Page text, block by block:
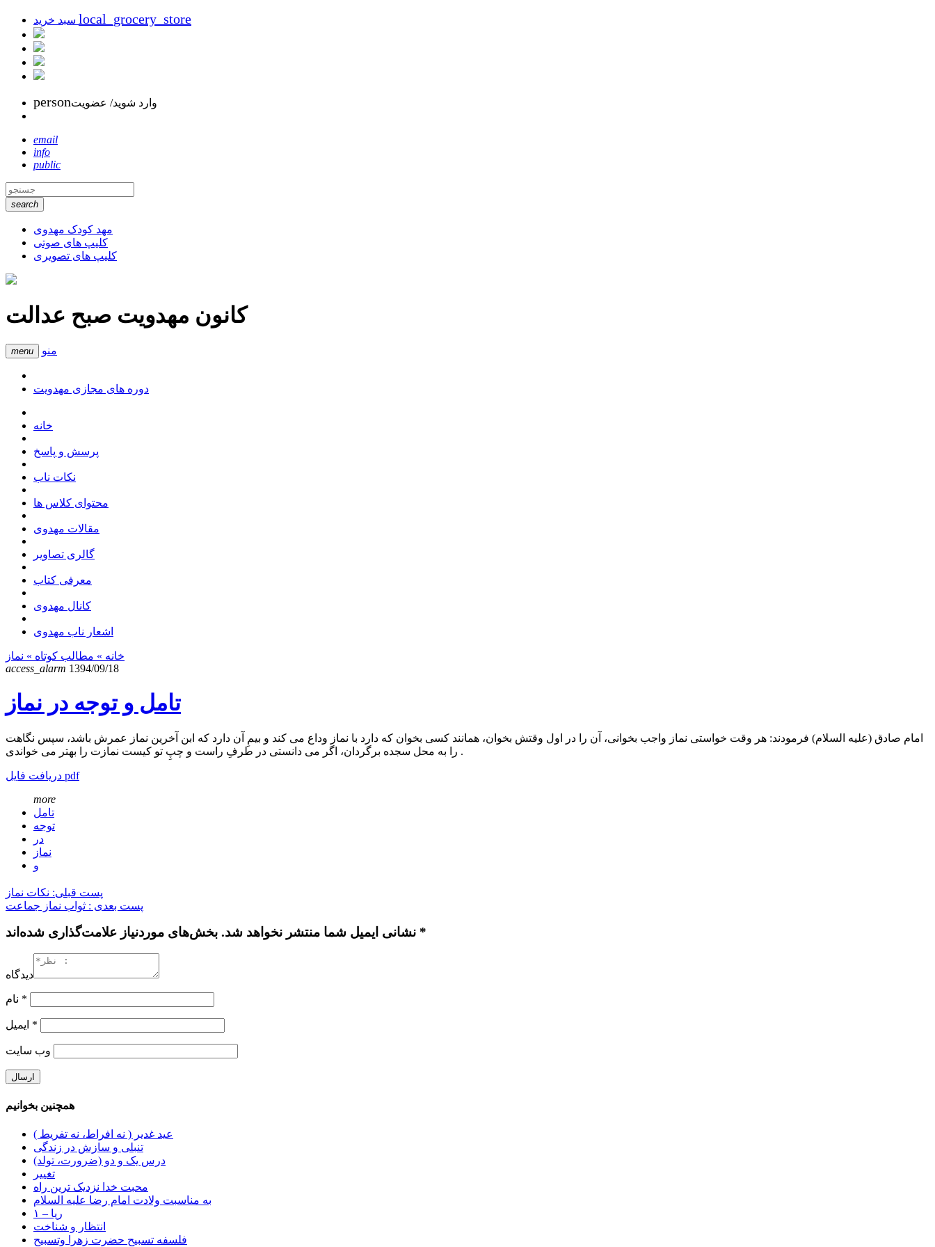
local_grocery_store
personوارد شوید/ عضویت
email
info
public
search
مهد کودک مهدوی
کلیپ های صوتی
کلیپ های تصویری
کانون مهدویت صبح عدالت
menu منو
دوره های مجازی مهدویت
خانه
پرسش و پاسخ
نکات ناب
محتوای کلاس ها
مقالات مهدوی
گالری تصاویر
معرفی کتاب
کانال مهدوی
اشعار ناب مهدوی
خانه » مطالب کوتاه » نماز
access_alarm 1394/09/18
تامل و توجه در نماز
امام صادق (علیه السلام) فرمودند: هر وقت خواستی نماز واجب بخوانی، آن را در اول وقتش بخوان، همانند کسی بخوان که دارد با نماز وداع می کند و بیمِ آن دارد که ابن آخرین نماز عمرش باشد، سپس نگاهت
را به محل سجده برگردان، اگر می دانستی در طرفِ راست و چپِ تو کیست نمازت را بهتر می خواندی .
دریافت فایل pdf
more
تامل
توجه
در
نماز
و
پست قبلی: نکات نماز
پست بعدی : ثواب نماز جماعت
نشانی ایمیل شما منتشر نخواهد شد. بخش‌های موردنیاز علامت‌گذاری شده‌اند *
دیدگاه
*
*
وب‌ سایت
همچنین بخوانیم
عید غدیر ( نه افراط، نه تفریط )
تنبلی و سازش در زندگی
درس یک و دو (ضرورت، تولد)
تغییر
محبت خدا نزدیک ترین راه
به مناسبت ولادت امام رضا علیه السلام
ریا – ۱
انتظار و شناخت
فلسفه تسبیح حضرت زهرا وتسبیح